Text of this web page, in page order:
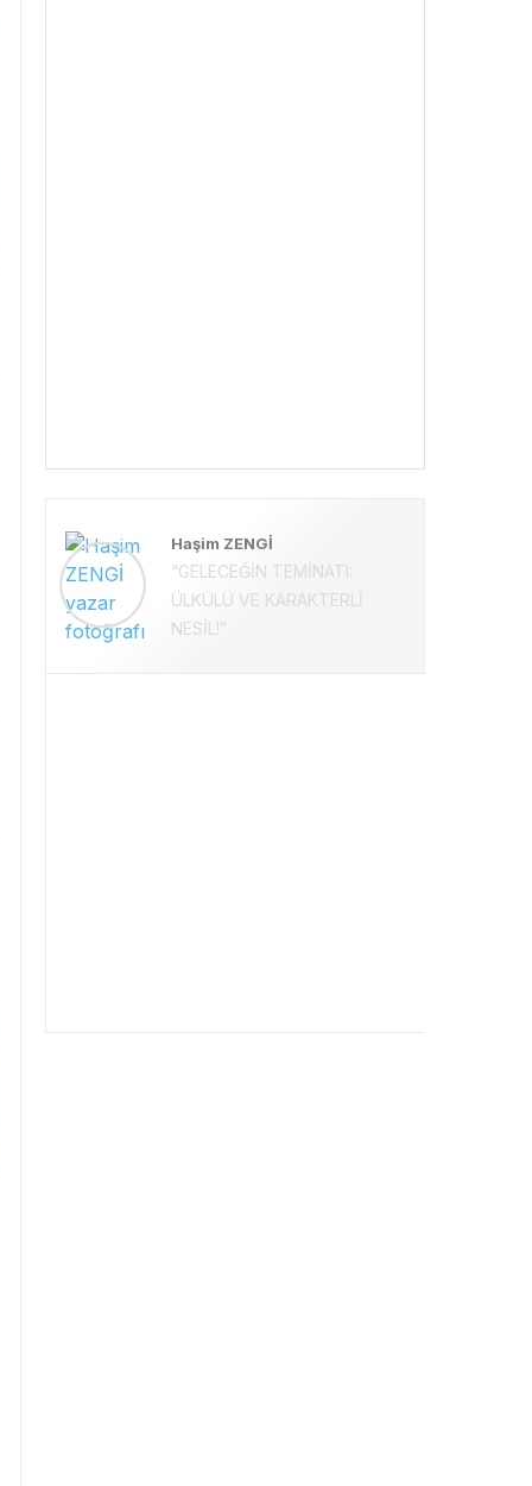
Haşim ZENGİ
“GELECEĞİN TEMİNATI:
ÜLKÜLÜ VE KARAKTERLİ
NESİL!”